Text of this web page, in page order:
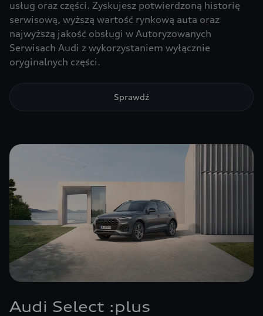
usług oraz części. Zyskujesz potwierdzoną historię
serwisową, wyższą wartość rynkową auta oraz
najwyższą jakość obsługi w Autoryzowanych
Serwisach Audi z wykorzystaniem wyłącznie
oryginalnych części.
Sprawdź
Audi Select :plus